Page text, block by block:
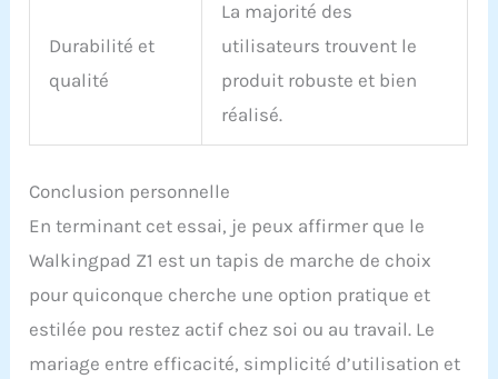
Durabilité et
qualité
La majorité des
utilisateurs trouvent le
produit robuste et bien
réalisé.
Conclusion personnelle
En terminant cet essai, je peux affirmer que le
Walkingpad Z1 est un tapis de marche de choix
pour quiconque cherche une option pratique et
estilée pou restez actif chez soi ou au travail. Le
mariage entre efficacité, simplicité d’utilisation et